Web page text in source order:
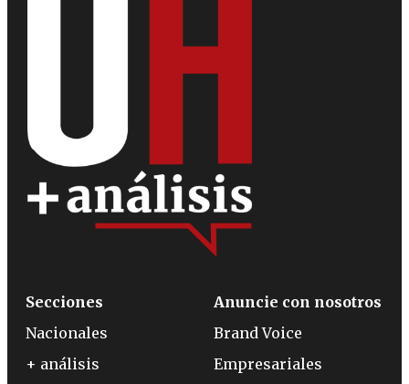
Secciones
Nacionales
+ análisis
Anuncie con nosotros
Brand Voice
Empresariales